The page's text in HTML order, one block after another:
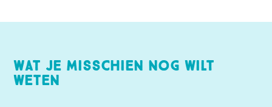
Wat je misschien nog wilt
weten